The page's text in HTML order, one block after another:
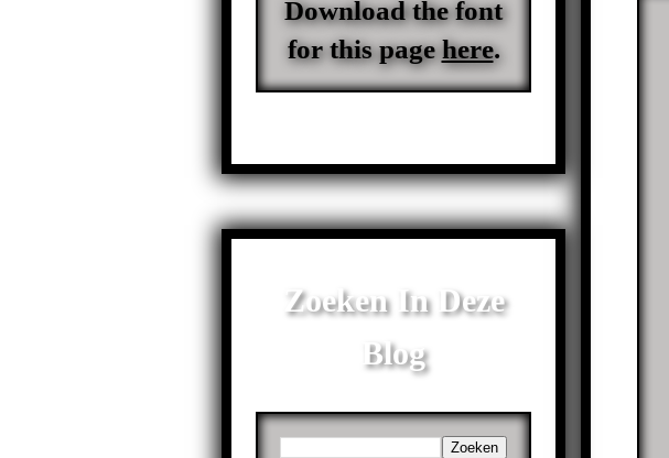
Download the font
for this pagehere.
Zoeken In Deze
Blog